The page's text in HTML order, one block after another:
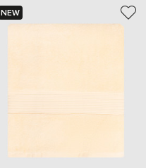
NEW